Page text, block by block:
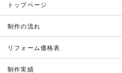
トップページ
制作の流れ
リフォーム価格表
制作実績